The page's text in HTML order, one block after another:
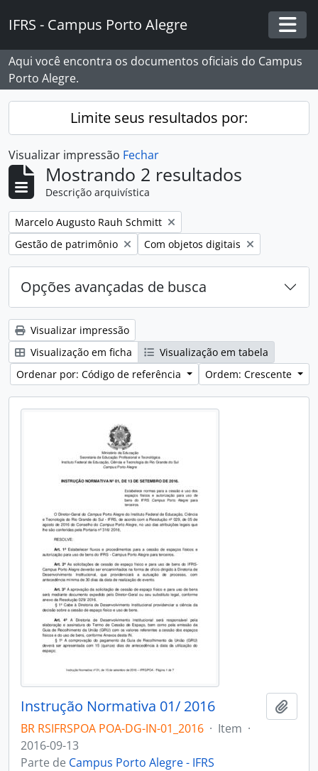
IFRS - Campus Porto Alegre
Aqui você encontra os documentos oficiais do Campus
Porto Alegre.
Limite seus resultados por:
Visualizar impressão Fechar
Mostrando 2 resultados
Descrição arquivística
Remover filtro:
Marcelo Augusto Rauh Schmitt
Remover filtro:
Gestão de patrimônio Remover filtro:
Com objetos digitais
Opções avançadas de busca
Visualizar impressão
Visualização em ficha
Visualização em tabela
Ordenar por: Código de referência
Ordem: Crescente
Instrução Normativa 01/ 2016
BR RSIFRSPOA POA-DG-IN-01_2016 · Item ·
2016-09-13
Parte de Campus Porto Alegre - IFRS